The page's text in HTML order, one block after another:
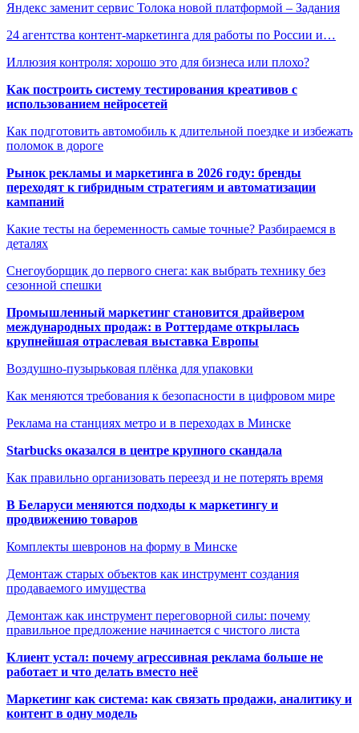
Яндекс заменит сервис Толока новой платформой – Задания
24 агентства контент-маркетинга для работы по России и…
Иллюзия контроля: хорошо это для бизнеса или плохо?
Как построить систему тестирования креативов с
использованием нейросетей
Как подготовить автомобиль к длительной поездке и избежать
поломок в дороге
Рынок рекламы и маркетинга в 2026 году: бренды
переходят к гибридным стратегиям и автоматизации
кампаний
Какие тесты на беременность самые точные? Разбираемся в
деталях
Снегоуборщик до первого снега: как выбрать технику без
сезонной спешки
Промышленный маркетинг становится драйвером
международных продаж: в Роттердаме открылась
крупнейшая отраслевая выставка Европы
Воздушно-пузырьковая плёнка для упаковки
Как меняются требования к безопасности в цифровом мире
Реклама на станциях метро и в переходах в Минске
Starbucks оказался в центре крупного скандала
Как правильно организовать переезд и не потерять время
В Беларуси меняются подходы к маркетингу и
продвижению товаров
Комплекты шевронов на форму в Минске
Демонтаж старых объектов как инструмент создания
продаваемого имущества
Демонтаж как инструмент переговорной силы: почему
правильное предложение начинается с чистого листа
Клиент устал: почему агрессивная реклама больше не
работает и что делать вместо неё
Маркетинг как система: как связать продажи, аналитику и
контент в одну модель